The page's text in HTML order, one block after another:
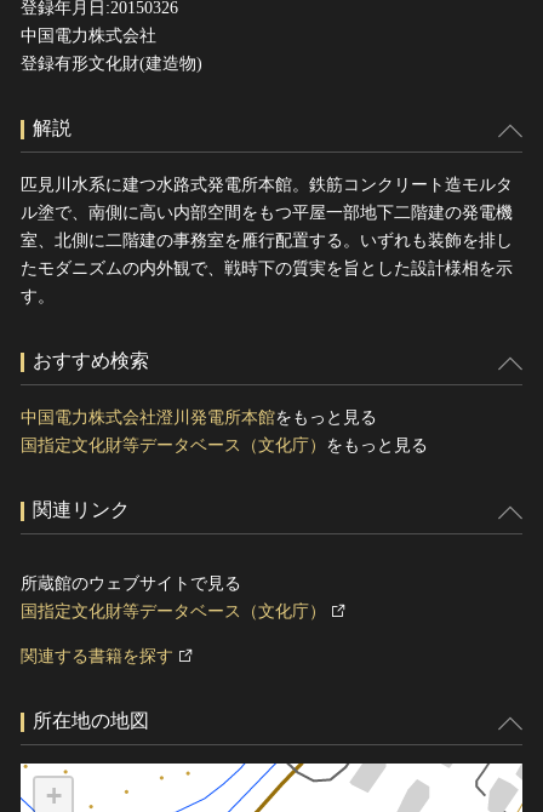
登録年月日:20150326
中国電力株式会社
登録有形文化財(建造物)
解説
匹見川水系に建つ水路式発電所本館。鉄筋コンクリート造モルタ
ル塗で、南側に高い内部空間をもつ平屋一部地下二階建の発電機
室、北側に二階建の事務室を雁行配置する。いずれも装飾を排し
たモダニズムの内外観で、戦時下の質実を旨とした設計様相を示
す。
おすすめ検索
中国電力株式会社澄川発電所本館をもっと見る
国指定文化財等データベース（文化庁） をもっと見る
関連リンク
所蔵館のウェブサイトで見る
国指定文化財等データベース（文化庁）
関連する書籍を探す
所在地の地図
+